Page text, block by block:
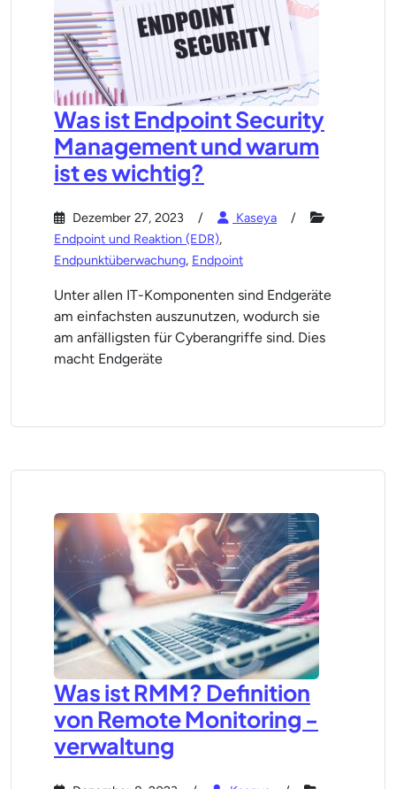
Was ist Endpoint Security
Management und warum
ist es wichtig?
Dezember 27, 2023
Kaseya
Endpoint und Reaktion (EDR),
Endpunktüberwachung, Endpoint
Unter allen IT-Komponenten sind Endgeräte
am einfachsten auszunutzen, wodurch sie
am anfälligsten für Cyberangriffe sind. Dies
macht Endgeräte
Was ist RMM? Definition
von Remote Monitoring -
verwaltung